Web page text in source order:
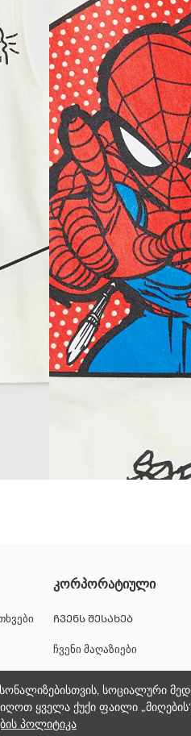
სოციალური
ყველა ქუქი ფაილი
პოლიტიკა
კორპორატიული
ᲩᲕᲔᲜᲡ ᲨᲔᲡᲐᲮᲔᲑ
ჩვენი მაღაზიები
კორპორატიული